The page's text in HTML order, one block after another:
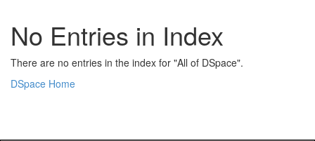
No Entries in Index
There are no entries in the index for "All of DSpace".
DSpace Home